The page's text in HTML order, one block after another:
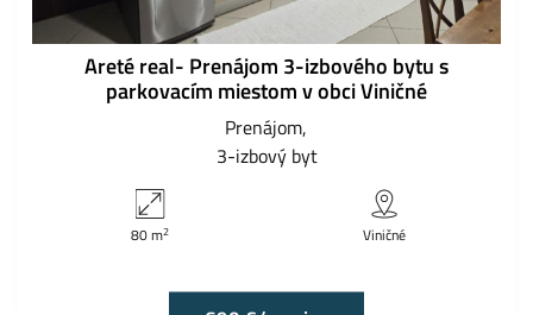
Areté real- Prenájom 3-izbového bytu s
parkovacím miestom v obci Viničné
Prenájom
3-izbový byt
80 m2 Viničné